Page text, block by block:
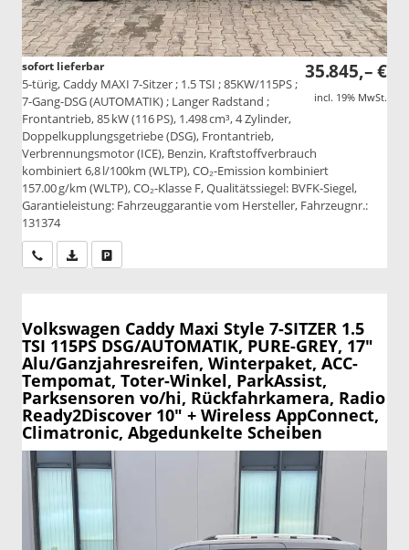
35.845,– €
incl. 19% MwSt.
sofort lieferbar
5-türig, Caddy MAXI 7-Sitzer ; 1.5 TSI ; 85KW/115PS ;
7-Gang-DSG (AUTOMATIK) ; Langer Radstand ;
Frontantrieb, 85 kW (116 PS), 1.498 cm³, 4 Zylinder,
Doppelkupplungsgetriebe (DSG), Frontantrieb,
Verbrennungsmotor (ICE), Benzin, Kraftstoffverbrauch
kombiniert 6,8 l/100km (WLTP), CO₂-Emission kombiniert
157.00 g/km (WLTP), CO₂-Klasse F, Qualitätssiegel: BVFK-Siegel,
Garantieleistung: Fahrzeuggarantie vom Hersteller, Fahrzeugnr.:
131374
Wir rufen Sie anPDF-Datei, Fahrzeugexposé drucken
Volkswagen Caddy Maxi Style 7-SITZER 1.5
TSI 115PS DSG/AUTOMATIK, PURE-GREY, 17"
Alu/Ganzjahresreifen, Winterpaket, ACC-
Tempomat, Toter-Winkel, ParkAssist,
Parksensoren vo/hi, Rückfahrkamera, Radio
Ready2Discover 10" + Wireless AppConnect,
Climatronic, Abgedunkelte Scheiben